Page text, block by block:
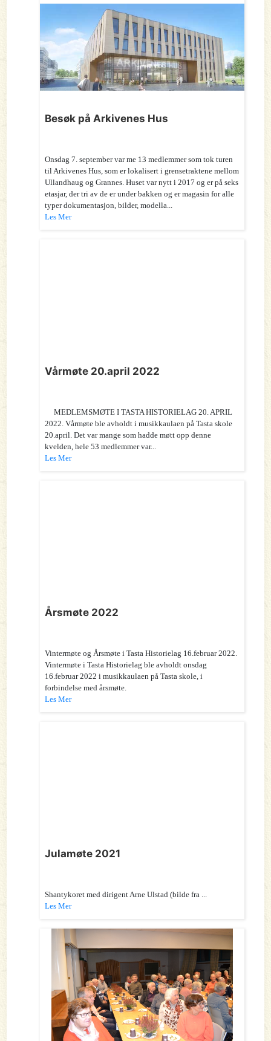
Besøk på Arkivenes Hus
Onsdag 7. september var me 13 medlemmer som tok turen
til Arkivenes Hus, som er lokalisert i grensetraktene mellom
Ullandhaug og Grannes. Huset var nytt i 2017 og er på seks
etasjar, der tri av de er under bakken og er magasin for alle
typer dokumentasjon, bilder, modella...
Les Mer
Vårmøte 20.april 2022
MEDLEMSMØTE I TASTA HISTORIELAG 20. APRIL
2022. Vårmøte ble avholdt i musikkaulaen på Tasta skole
20.april. Det var mange som hadde møtt opp denne
kvelden, hele 53 medlemmer var...
Les Mer
Årsmøte 2022
Vintermøte og Årsmøte i Tasta Historielag 16.februar 2022.
Vintermøte i Tasta Historielag ble avholdt onsdag
16.februar 2022 i musikkaulaen på Tasta skole, i
forbindelse med årsmøte.
Les Mer
Julamøte 2021
Shantykoret med dirigent Arne Ulstad (bilde fra ...
Les Mer